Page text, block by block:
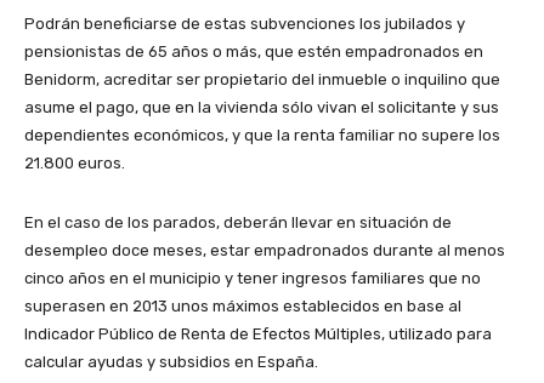
Podrán beneficiarse de estas subvenciones los jubilados y
pensionistas de 65 años o más, que estén empadronados en
Benidorm, acreditar ser propietario del inmueble o inquilino que
asume el pago, que en la vivienda sólo vivan el solicitante y sus
dependientes económicos, y que la renta familiar no supere los
21.800 euros.
En el caso de los parados, deberán llevar en situación de
desempleo doce meses, estar empadronados durante al menos
cinco años en el municipio y tener ingresos familiares que no
superasen en 2013 unos máximos establecidos en base al
Indicador Público de Renta de Efectos Múltiples, utilizado para
calcular ayudas y subsidios en España.